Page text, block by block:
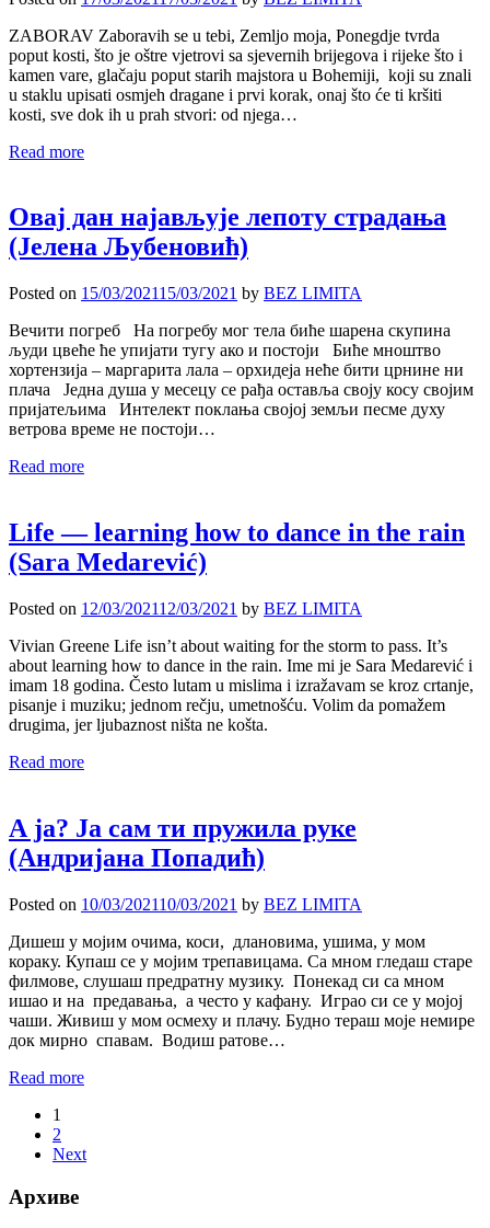
ZABORAV Zaboravih se u tebi, Zemljo moja, Ponegdje tvrda
poput kosti, što je oštre vjetrovi sa sjevernih brijegova i rijeke što i
kamen vare, glačaju poput starih majstora u Bohemiji, koji su znali
u staklu upisati osmjeh dragane i prvi korak, onaj što će ti kršiti
kosti, sve dok ih u prah stvori: od njega…
Read more
Овај дан најављује лепоту страдања
(Јелена Љубеновић)
Posted on 15/03/202115/03/2021 by BEZ LIMITA
Вечити погреб На погребу мог тела биће шарена скупина
људи цвеће ће упијати тугу ако и постоји Биће мноштво
хортензија – маргарита лала – орхидеја неће бити црнине ни
плача Једна душа у месецу се рађа оставља своју косу својим
пријатељима Интелект поклања својој земљи песме духу
ветрова време не постоји…
Read more
Life — learning how to dance in the rain
(Sara Medarević)
Posted on 12/03/202112/03/2021 by BEZ LIMITA
Vivian Greene Life isn’t about waiting for the storm to pass. It’s
about learning how to dance in the rain. Ime mi je Sara Medarević i
imam 18 godina. Često lutam u mislima i izražavam se kroz crtanje,
pisanje i muziku; jednom rečju, umetnošću. Volim da pomažem
drugima, jer ljubaznost ništa ne košta.
Read more
А ја? Ја сам ти пружила руке
(Андријана Попадић)
Posted on 10/03/202110/03/2021 by BEZ LIMITA
Дишеш у мојим очима, коси, длановима, ушима, у мом
кораку. Купаш се у мојим трепавицама. Са мном гледаш старе
филмове, слушаш предратну музику. Понекад си са мном
ишао и на предавања, а често у кафану. Играо си се у мојој
чаши. Живиш у мом осмеху и плачу. Будно тераш моје немире
док мирно спавам. Водиш ратове…
Read more
1
2
Next
Архиве